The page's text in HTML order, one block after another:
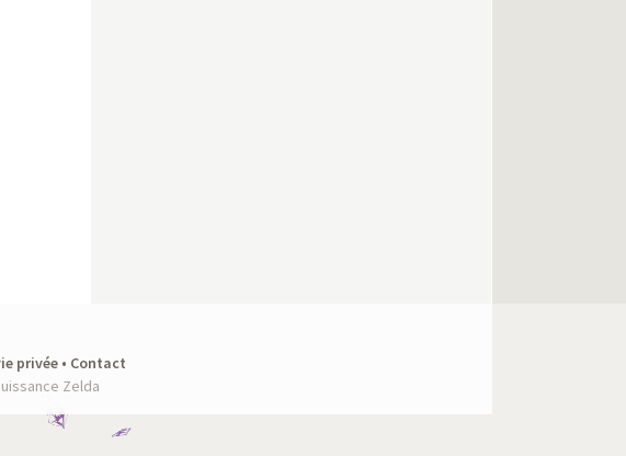
privée• Contact
Zelda